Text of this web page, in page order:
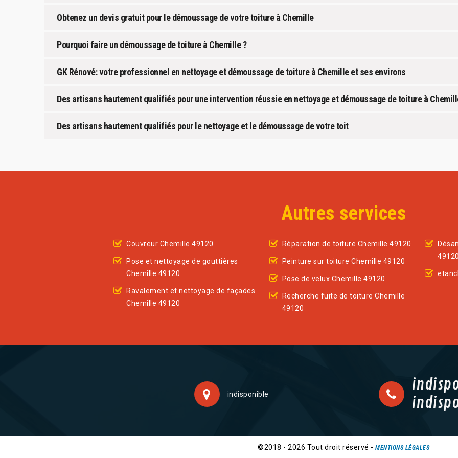
Obtenez un devis gratuit pour le démoussage de votre toiture à Chemille
Pourquoi faire un démoussage de toiture à Chemille ?
GK Rénové: votre professionnel en nettoyage et démoussage de toiture à Chemille et ses environs
Des artisans hautement qualifiés pour une intervention réussie en nettoyage et démoussage de toiture à
Des artisans hautement qualifiés pour le nettoyage et le démoussage de votre toit
Autres services
Couvreur Chemille 49120
Pose et nettoyage de gouttières
Chemille 49120
Ravalement et nettoyage de façades
Chemille 49120
Réparation de toiture Chemille 49120
Peinture sur toiture Chemille 49120
Pose de velux Chemille 49120
Recherche fuite de toiture Chemille
49120
indisponible
©2018 - 2026 Tout droit réservé - MENTIONS LÉGALES